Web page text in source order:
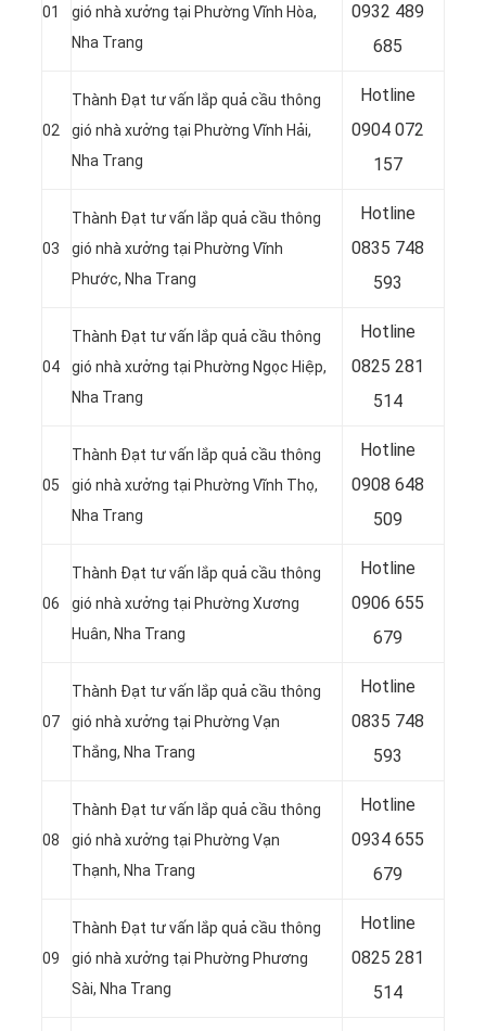
01
gió nhà xưởng tại Phường Vĩnh Hòa,
Nha Trang
0932 489
685
02
Thành Đạt tư vấn lắp quả cầu thông
gió nhà xưởng tại Phường Vĩnh Hải,
Nha Trang
Hotline
0904 072
157
03
Thành Đạt tư vấn lắp quả cầu thông
gió nhà xưởng tại Phường Vĩnh
Phước, Nha Trang
Hotline
0835 748
593
04
Thành Đạt tư vấn lắp quả cầu thông
gió nhà xưởng tại Phường Ngọc Hiệp,
Nha Trang
Hotline
0825 281
514
05
Thành Đạt tư vấn lắp quả cầu thông
gió nhà xưởng tại Phường Vĩnh Thọ,
Nha Trang
Hotline
0908 648
509
06
Thành Đạt tư vấn lắp quả cầu thông
gió nhà xưởng tại Phường Xương
Huân, Nha Trang
Hotline
0906 655
679
07
Thành Đạt tư vấn lắp quả cầu thông
gió nhà xưởng tại Phường Vạn
Thắng, Nha Trang
Hotline
0835 748
593
08
Thành Đạt tư vấn lắp quả cầu thông
gió nhà xưởng tại Phường Vạn
Thạnh, Nha Trang
Hotline
0934 655
679
09
Thành Đạt tư vấn lắp quả cầu thông
gió nhà xưởng tại Phường Phương
Sài, Nha Trang
Hotline
0825 281
514